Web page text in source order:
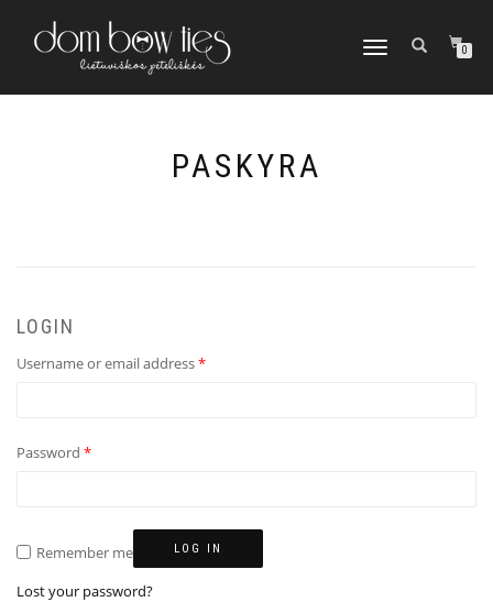
TOGGLE
0
PASKYRA
LOGIN
Username or email address*
Password *
Remember me LOG IN
Lost your password?